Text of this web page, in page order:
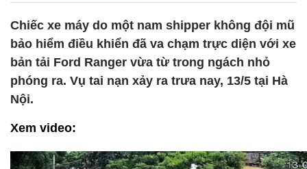
Chiếc xe máy do một nam shipper không đội mũ
bảo hiểm điều khiển đã va chạm trực diện với xe
bản tải Ford Ranger vừa từ trong ngách nhỏ
phóng ra. Vụ tai nạn xảy ra trưa nay, 13/5 tại Hà
Nội.
Xem video: